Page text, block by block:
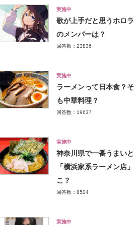
実施中
歌が上手だと思うホロ
のメンバーは？
回答数：23836
実施中
ラーメンって日本食？
も中華料理？
回答数：19637
実施中
神奈川県で一番うまい
「横浜家系ラーメン店
こ？
回答数：8504
実施中